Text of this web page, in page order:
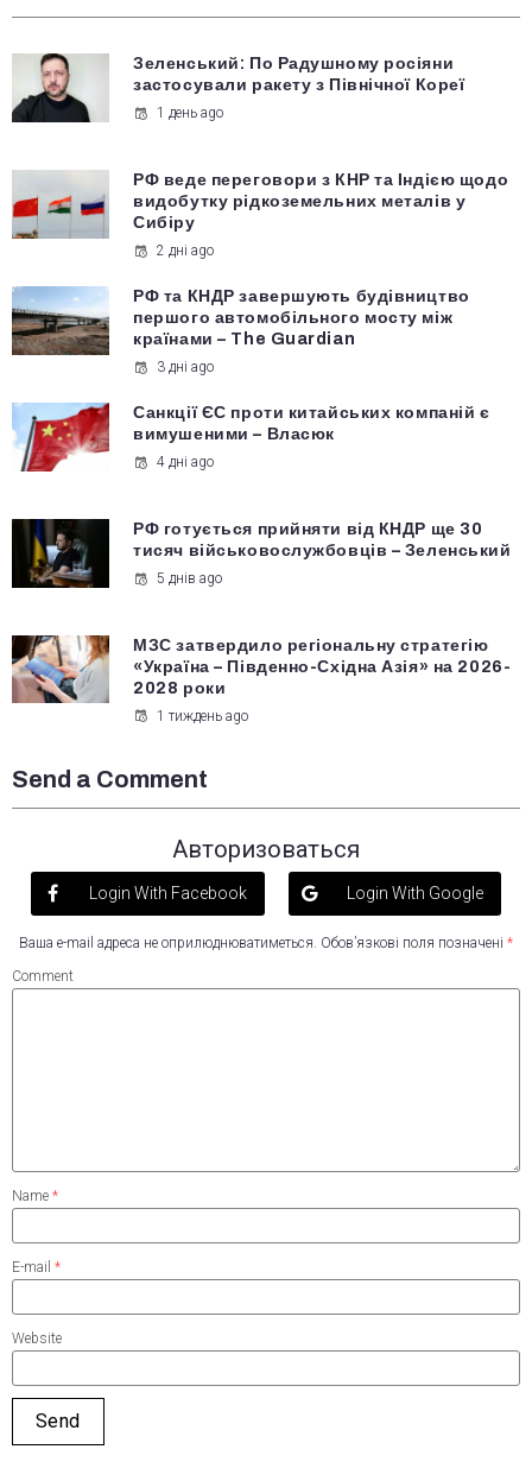
Зеленський: По Радушному росіяни
застосували ракету з Північної Кореї
1 день ago
РФ веде переговори з КНР та Індією щодо
видобутку рідкоземельних металів у
Сибіру
2 дні ago
РФ та КНДР завершують будівництво
першого автомобільного мосту між
країнами – The Guardian
3 дні ago
Санкції ЄС проти китайських компаній є
вимушеними – Власюк
4 дні ago
РФ готується прийняти від КНДР ще 30
тисяч військовослужбовців – Зеленський
5 днів ago
МЗС затвердило регіональну стратегію
«Україна – Південно-Східна Азія» на 2026-
2028 роки
1 тиждень ago
Send a Comment
Авторизоваться
Login With Facebook Login With Google
Ваша e-mail адреса не оприлюднюватиметься. Обов’язкові поля позначені *
Comment
Name *
E-mail *
Website